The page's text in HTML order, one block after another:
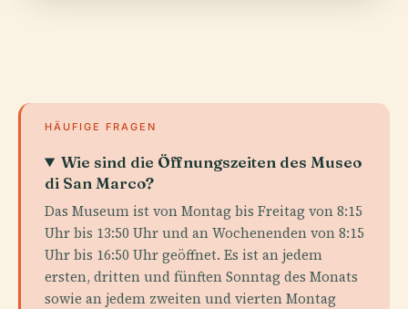
HÄUFIGE FRAGEN
Wie sind die Öffnungszeiten des Museo
di San Marco?
Das Museum ist von Montag bis Freitag von 8:15
Uhr bis 13:50 Uhr und an Wochenenden von 8:15
Uhr bis 16:50 Uhr geöffnet. Es ist an jedem
ersten, dritten und fünften Sonntag des Monats
sowie an jedem zweiten und vierten Montag